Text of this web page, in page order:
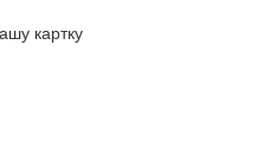
картку